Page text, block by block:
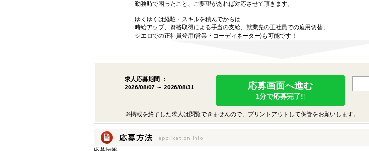
勤務時で困ったこと、ご要望があれば対応させて頂きます。
ゆくゆくは経験・スキルを積んでからは
時給アップ、資格取得による手当の支給、就業先の正社員での雇用切替、
シエロでの正社員登用(営業・コーディネーター)も可能です！
求人応募期間 ：
2026/08/07 ～ 2026/08/31
応募画面へ進む
1分で応募完了!!
※掲載を終了した求人は閲覧できませんので、プリントアウトして保管をお願いします。